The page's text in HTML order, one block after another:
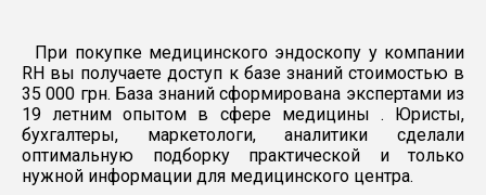
При покупке медицинского эндоскопу у компании
RH вы получаете доступ к базе знаний стоимостью в
35 000 грн. База знаний сформирована экспертами из
19 летним опытом в сфере медицины . Юристы,
бухгалтеры, маркетологи, аналитики сделали
оптимальную подборку практической и только
нужной информации для медицинского центра.